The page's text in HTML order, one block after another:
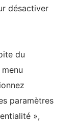
désactiver
du
paramètres
»,